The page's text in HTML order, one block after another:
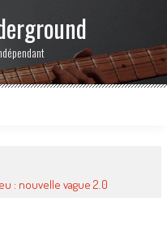
: nouvelle vague 2.0